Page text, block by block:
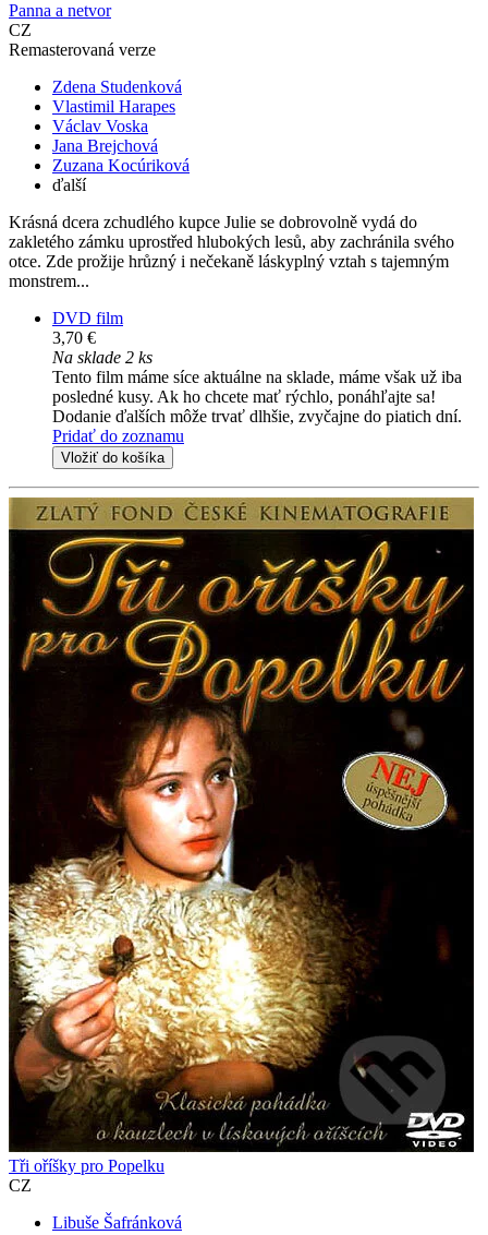
Panna a netvor
CZ
Remasterovaná verze
Zdena Studenková
Vlastimil Harapes
Václav Voska
Jana Brejchová
Zuzana Kocúriková
ďalší
Krásná dcera zchudlého kupce Julie se dobrovolně vydá do
zakletého zámku uprostřed hlubokých lesů, aby zachránila svého
otce. Zde prožije hrůzný i nečekaně láskyplný vztah s tajemným
monstrem...
DVD film
3,70 €
Na sklade 2 ks
Tento film máme síce aktuálne na sklade, máme však už iba
posledné kusy. Ak ho chcete mať rýchlo, ponáhľajte sa!
Dodanie ďalších môže trvať dlhšie, zvyčajne do piatich dní.
Pridať do zoznamu
Vložiť do košíka
Tři oříšky pro Popelku
CZ
Libuše Šafránková